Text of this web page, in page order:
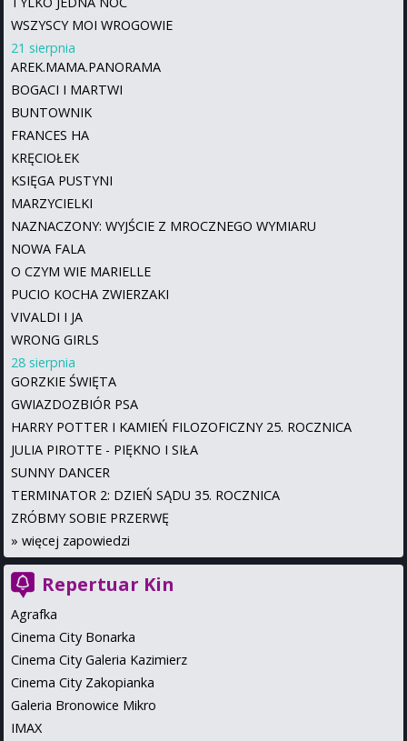
WSZYSCY MOI WROGOWIE
21 sierpnia
AREK.MAMA.PANORAMA
BOGACI I MARTWI
BUNTOWNIK
FRANCES HA
KRĘCIOŁEK
KSIĘGA PUSTYNI
MARZYCIELKI
NAZNACZONY: WYJŚCIE Z MROCZNEGO WYMIARU
NOWA FALA
O CZYM WIE MARIELLE
PUCIO KOCHA ZWIERZAKI
VIVALDI I JA
WRONG GIRLS
28 sierpnia
GORZKIE ŚWIĘTA
GWIAZDOZBIÓR PSA
HARRY POTTER I KAMIEŃ FILOZOFICZNY 25. ROCZNICA
JULIA PIROTTE - PIĘKNO I SIŁA
SUNNY DANCER
TERMINATOR 2: DZIEŃ SĄDU 35. ROCZNICA
ZRÓBMY SOBIE PRZERWĘ
» więcej zapowiedzi
Repertuar Kin
Agrafka
Cinema City Bonarka
Cinema City Galeria Kazimierz
Cinema City Zakopianka
Galeria Bronowice Mikro
IMAX